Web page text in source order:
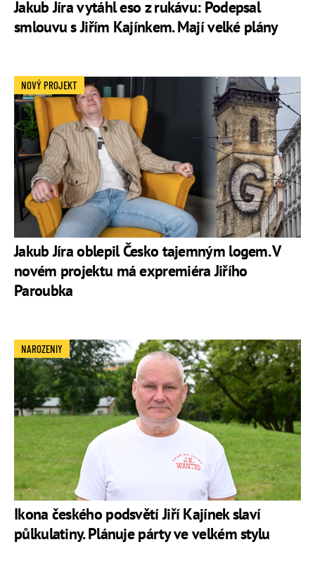
Jakub Jíra vytáhl eso z rukávu: Podepsal
smlouvu s Jiřím Kajínkem. Mají velké plány
Jakub Jíra oblepil Česko tajemným logem. V
novém projektu má expremiéra Jiřího
Paroubka
NOVÝ PROJEKT
Ikona českého podsvětí Jiří Kajínek slaví
půlkulatiny. Plánuje párty ve velkém stylu
NAROZENIY